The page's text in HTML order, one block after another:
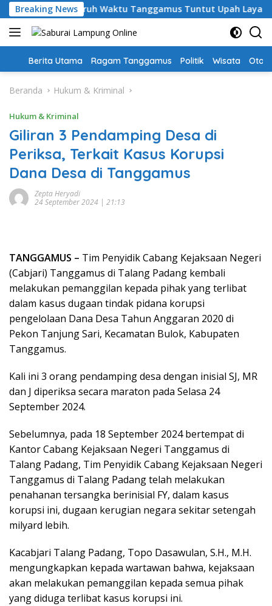
Langsung
ke
konten
Breaking News
Guru PPPK Paruh Waktu Tanggamus Tuntut Upah Layak
Home
Berita Utama Ragam Tanggamus Politik Wisata Oto
Beranda Hukum & Kriminal
Hukum & Kriminal
Giliran 3 Pendamping Desa di
Periksa, Terkait Kasus Korupsi
Dana Desa di Tanggamus
Zepta Heryadi
24 September 2024 | 21:13
TANGGAMUS – Tim Penyidik Cabang Kejaksaan Negeri
(Cabjari) Tanggamus di Talang Padang kembali
melakukan pemanggilan kepada pihak yang terlibat
dalam kasus dugaan tindak pidana korupsi
pengelolaan Dana Desa Tahun Anggaran 2020 di
Pekon Tanjung Sari, Kecamatan Bulok, Kabupaten
Tanggamus.
Kali ini 3 orang pendamping desa dengan inisial SJ, MR
dan J diperiksa secara maraton pada Selasa 24
September 2024.
Sebelumnya, pada 18 September 2024 bertempat di
Kantor Cabang Kejaksaan Negeri Tanggamus di
Talang Padang, Tim Penyidik Cabang Kejaksaan Negeri
Tanggamus di Talang Padang telah melakukan
penahanan tersangka berinisial FY, dalam kasus
korupsi ini, dugaan kerugian negara sekitar setengah
milyard lebih.
Kacabjari Talang Padang, Topo Dasawulan, S.H., M.H.
mengungkapkan kepada wartawan bahwa, kejaksaan
akan melakukan pemanggilan kepada semua pihak
yang diduga terlibat kasus korupsi ini.